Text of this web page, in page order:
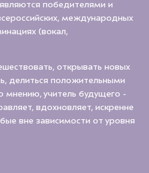
победителями и
международных
(вокал,
открывать новых
делиться положительными
учитель будущего -
вдохновляет, искренне
вне зависимости от уровня